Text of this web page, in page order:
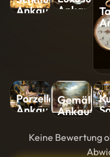
Ankauf
Ankauf
Porzellan-
Ankauf
Gemälde-
Ankauf
Keine Bewertung